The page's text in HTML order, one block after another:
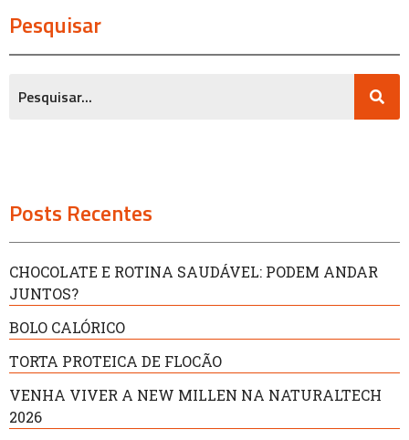
Pesquisar
Posts Recentes
CHOCOLATE E ROTINA SAUDÁVEL: PODEM ANDAR
JUNTOS?
BOLO CALÓRICO
TORTA PROTEICA DE FLOCÃO
VENHA VIVER A NEW MILLEN NA NATURALTECH
2026